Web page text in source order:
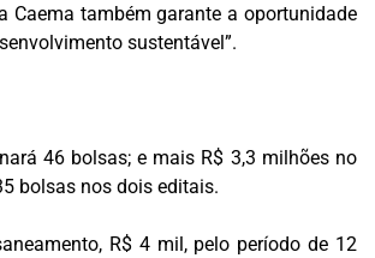
Caema também garante a oportunidade
sustentável”.
46 bolsas; e mais R$ 3,3 milhões no
bolsas nos dois editais.
R$ 4 mil, pelo período de 12